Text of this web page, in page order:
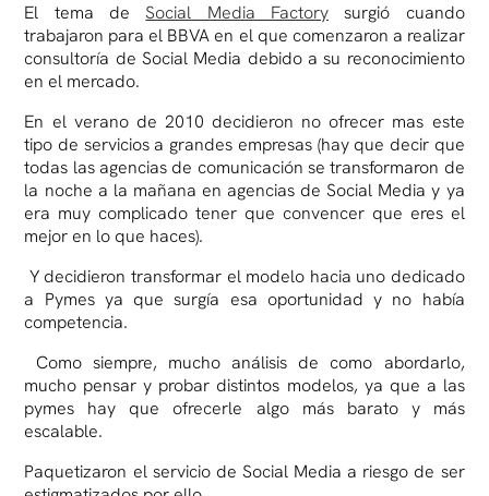
El tema deSocial Media Factorysurgió cuando
trabajaron para el BBVA en el que comenzaron a realizar
consultoría de Social Media debido a su reconocimiento
en el mercado.
En el verano de 2010 decidieron no ofrecer mas este
tipo de servicios a grandes empresas (hay que decir que
todas las agencias de comunicación se transformaron de
la noche a la mañana en agencias de Social Media y ya
era muy complicado tener que convencer que eres el
mejor en lo que haces).
Y decidieron transformar el modelo hacia uno dedicado
a Pymes ya que surgía esa oportunidad y no había
competencia.
Como siempre, mucho análisis de como abordarlo,
mucho pensar y probar distintos modelos, ya que a las
pymes hay que ofrecerle algo más barato y más
escalable.
Paquetizaron el servicio de Social Media a riesgo de ser